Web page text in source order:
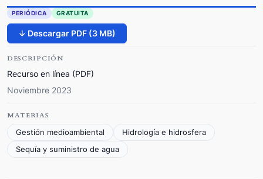
PERIÓDICA GRATUITA
↓ Descargar PDF (3 MB)
DESCRIPCIÓN
Recurso en línea (PDF)
Noviembre 2023
MATERIAS
Gestión medioambiental
Hidrología e hidrosfera
Sequía y suministro de agua